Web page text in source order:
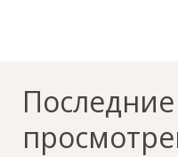
Последние